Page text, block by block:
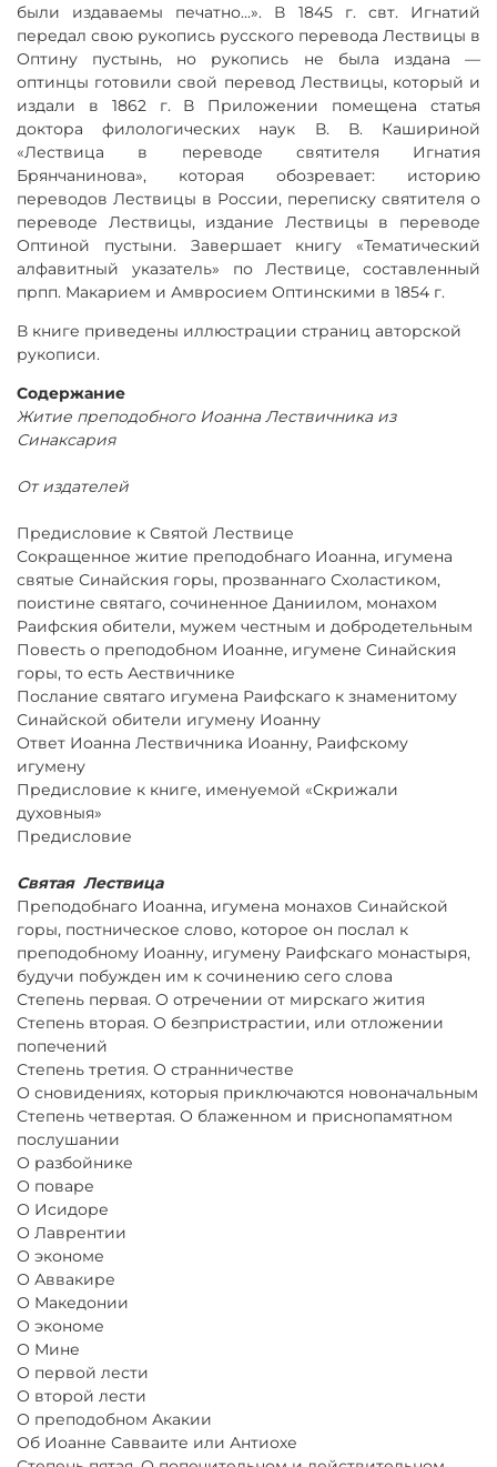
были издаваемы печатно...». В 1845 г. свт. Игнатий
передал свою рукопись русского перевода Лествицы в
Оптину пустынь, но рукопись не была издана —
оптинцы готовили свой перевод Лествицы, который и
издали в 1862 г. В Приложении помещена статья
доктора филологических наук В. В. Кашириной
«Лествица в переводе святителя Игнатия
Брянчанинова», которая обозревает: историю
переводов Лествицы в России, переписку святителя о
переводе Лествицы, издание Лествицы в переводе
Оптиной пустыни. Завершает книгу «Тематический
алфавитный указатель» по Лествице, составленный
прпп. Макарием и Амвросием Оптинскими в 1854 г.
В книге приведены иллюстрации страниц авторской
рукописи.
Содержание
Житие преподобного Иоанна Лествичника из
Синаксария
От издателей
Предисловие к Святой Лествице
Сокращенное житие преподобнаго Иоанна, игумена
святые Синайския горы, прозваннаго Схоластиком,
поистине святаго, сочиненное Даниилом, монахом
Раифския обители, мужем честным и добродетельным
Повесть о преподобном Иоанне, игумене Синайския
горы, то есть Аествичнике
Послание святаго игумена Раифскаго к знаменитому
Синайской обители игумену Иоанну
Ответ Иоанна Лествичника Иоанну, Раифскому
игумену
Предисловие к книге, именуемой «Скрижали
духовныя»
Предисловие
Святая Лествица
Преподобнаго Иоанна, игумена монахов Синайской
горы, постническое слово, которое он послал к
преподобному Иоанну, игумену Раифскаго монастыря,
будучи побужден им к сочинению сего слова
Степень первая. О отречении от мирскаго жития
Степень вторая. О безпристрастии, или отложении
попечений
Степень третия. О странничестве
О сновидениях, которыя приключаются новоначальным
Степень четвертая. О блаженном и приснопамятном
послушании
О разбойнике
О поваре
О Исидоре
О Лаврентии
О экономе
О Аввакире
О Македонии
О экономе
О Мине
О первой лести
О второй лести
О преподобном Акакии
Об Иоанне Савваите или Антиохе